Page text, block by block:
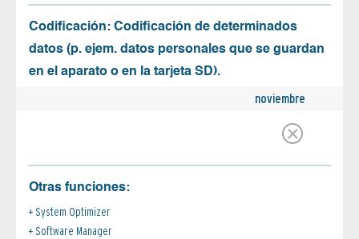
Codificación: Codificación de determinados
datos (p. ejem. datos personales que se guardan
en el aparato o en la tarjeta SD).
noviembre
Otras funciones:
System Optimizer
Software Manager